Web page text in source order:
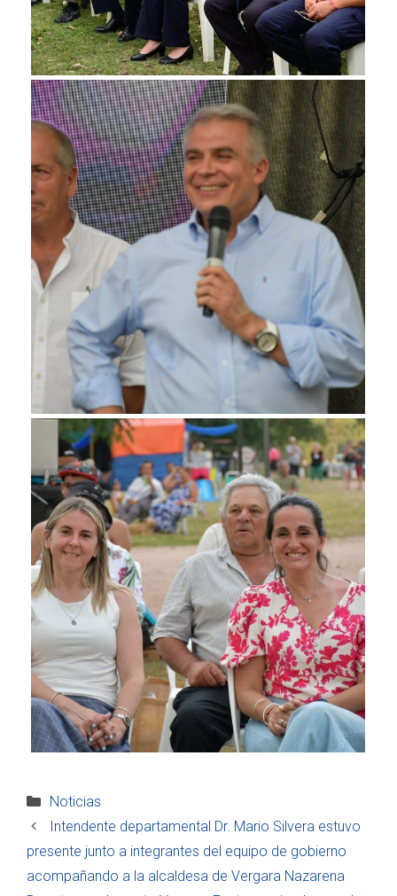
Categorías
Noticias
Intendente departamental Dr. Mario Silvera estuvo
presente junto a integrantes del equipo de gobierno
acompañando a la alcaldesa de Vergara Nazarena